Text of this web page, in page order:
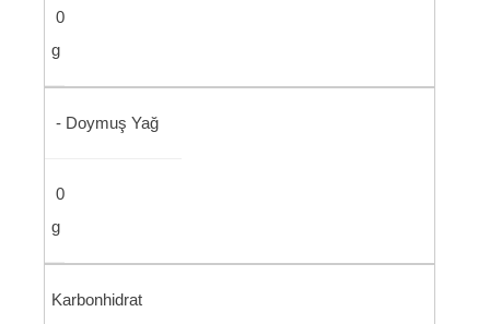
0
g
- Doymuş Yağ
0
g
Karbonhidrat